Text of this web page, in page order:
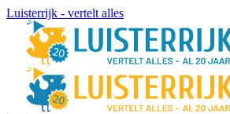
Luisterrijk - vertelt alles